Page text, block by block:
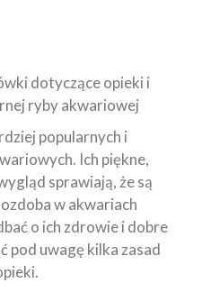
dotyczące opieki i
ryby akwariowej
popularnych i
Ich piękne,
sprawiają, że są
w akwariach
o ich zdrowie i dobre
pod uwagę kilka zasad